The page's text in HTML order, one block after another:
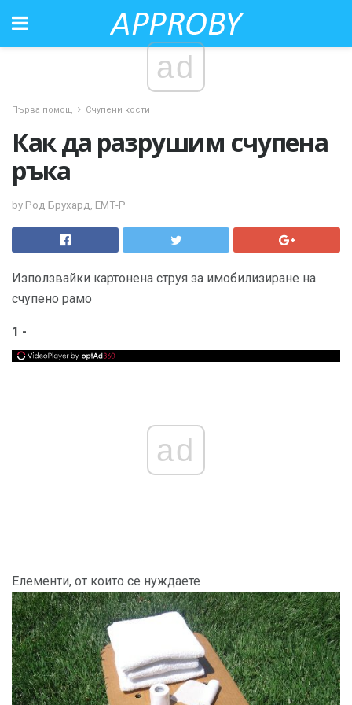
ad
Първа помощ Счупени кости
Как да разрушим счупена
ръка
by Род Брухард, ЕМТ-Р
Използвайки картонена струя за имобилизиране на
счупено рамо
1 -
ad
Елементи, от които се нуждаете